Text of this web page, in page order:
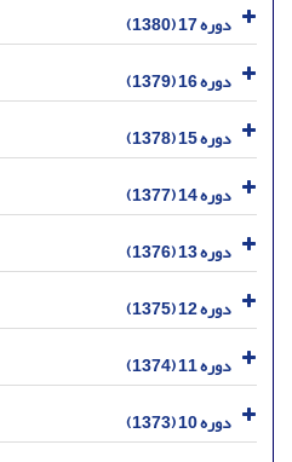
دوره 17 (1380)
دوره 16 (1379)
دوره 15 (1378)
دوره 14 (1377)
دوره 13 (1376)
دوره 12 (1375)
دوره 11 (1374)
دوره 10 (1373)